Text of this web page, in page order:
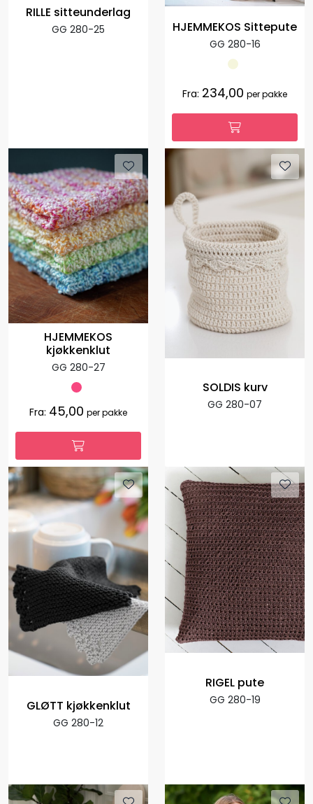
RILLE sitteunderlag
GG 280-25 HJEMMEKOS Sittepute
GG 280-16
Fra: 234,00 per pakke
HJEMMEKOS
kjøkkenklut
GG 280-27
Fra: 45,00 per pakke
SOLDIS kurv
GG 280-07
GLØTT kjøkkenklut
GG 280-12
RIGEL pute
GG 280-19